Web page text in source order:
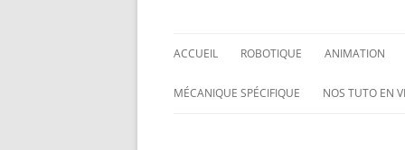
ACCUEIL ROBOTIQUE
NOS ROBOTS
ANIMATION
HALLOWING M0
MÉCANIQUE SPÉCIFIQUE NOS TUTO EN